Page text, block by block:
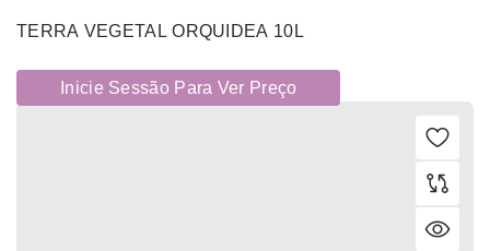
TERRA VEGETAL ORQUIDEA 10L
Inicie Sessão Para Ver Preço